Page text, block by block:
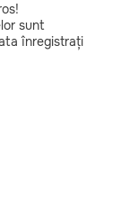
sunt
înregistrați